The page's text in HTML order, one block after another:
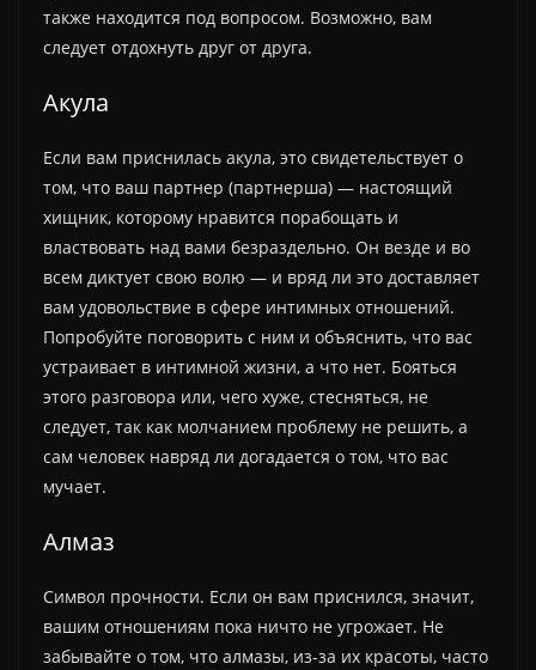
также находится под вопросом. Возможно, вам
следует отдохнуть друг от друга.
Акула
Если вам приснилась акула, это свидетельствует о
том, что ваш партнер (партнерша) — настоящий
хищник, которому нравится порабощать и
властвовать над вами безраздельно. Он везде и во
всем диктует свою волю — и вряд ли это доставляет
вам удовольствие в сфере интимных отношений.
Попробуйте поговорить с ним и объяснить, что вас
устраивает в интимной жизни, а что нет. Бояться
этого разговора или, чего хуже, стесняться, не
следует, так как молчанием проблему не решить, а
сам человек навряд ли догадается о том, что вас
мучает.
Алмаз
Символ прочности. Если он вам приснился, значит,
вашим отношениям пока ничто не угрожает. Не
забывайте о том, что алмазы, из-за их красоты, часто